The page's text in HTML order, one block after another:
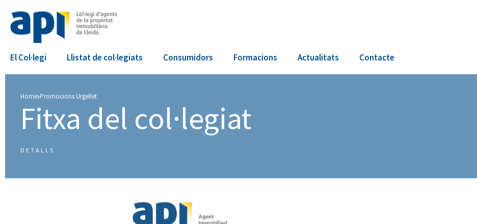
El Col·legi Llistat de col·legiats Consumidors Formacions Actualitats Contacte
Home Promocions Urgellet
Fitxa del col·legiat ​
DETALLS